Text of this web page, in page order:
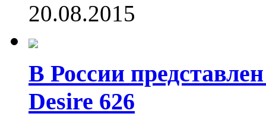
20.08.2015
В России
Desire 626